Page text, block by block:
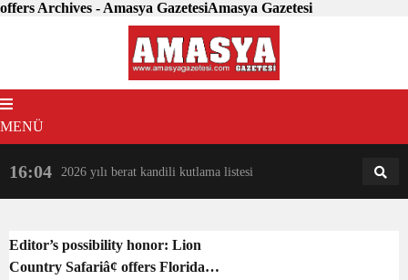
offers Archives - Amasya GazetesiAmasya Gazetesi
MENÜ
16:04 2026 yılı berat kandili kutlama listesi 18:31
Editor’s possibility honor: Lion
Country Safariâ¢ offers Florida